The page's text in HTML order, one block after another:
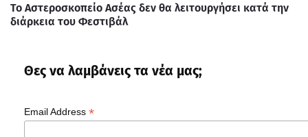
Το Αστεροσκοπείο Ασέας δεν θα λειτουργήσει κατά την
διάρκεια του Φεστιβάλ
Θες να λαμβάνεις τα νέα μας;
Email Address *